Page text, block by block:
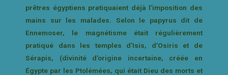
prêtres égyptiens pratiquaient déjà l’imposition des
mains sur les malades. Selon le papyrus dit de
Ennemoser, le magnétisme était régulièrement
pratiqué dans les temples d’Isis, d’Osiris et de
Sérapis, (divinité d’origine incertaine, créée en
Égypte par les Ptolémées, qui était Dieu des morts et